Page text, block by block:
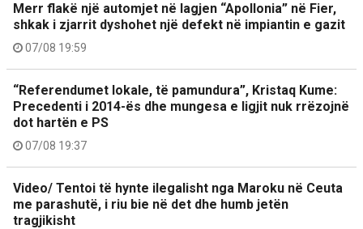
Merr flakë një automjet në lagjen “Apollonia” në Fier,
shkak i zjarrit dyshohet një defekt në impiantin e gazit
07/08 19:59
“Referendumet lokale, të pamundura”, Kristaq Kume:
Precedenti i 2014-ës dhe mungesa e ligjit nuk rrëzojnë
dot hartën e PS
07/08 19:37
Video/ Tentoi të hynte ilegalisht nga Maroku në Ceuta
me parashutë, i riu bie në det dhe humb jetën
tragjikisht